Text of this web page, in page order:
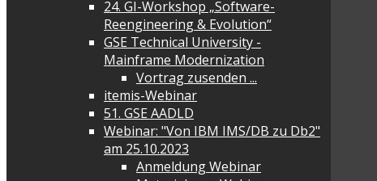
24. GI-Workshop „Software-
Reengineering & Evolution“
GSE Technical University -
Mainframe Modernization
Vortrag zusenden ...
itemis-Webinar
51. GSE AADLD
Webinar: "Von IBM IMS/DB zu Db2"
am 25.10.2023
Anmeldung Webinar